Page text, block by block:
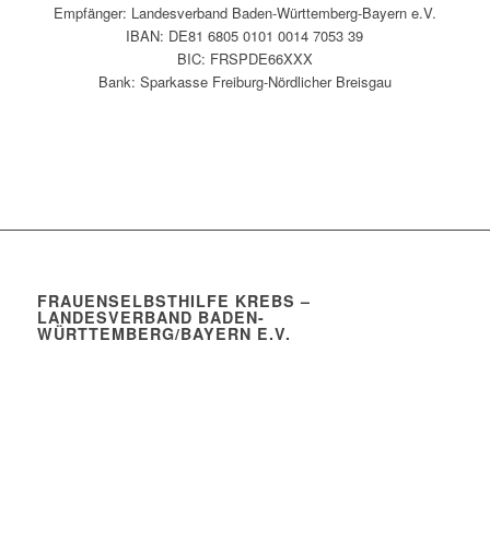
Empfänger: Landesverband Baden-Württemberg-Bayern e.V.
IBAN: DE81 6805 0101 0014 7053 39
BIC: FRSPDE66XXX
Bank: Sparkasse Freiburg-Nördlicher Breisgau
FRAUENSELBSTHILFE KREBS –
LANDESVERBAND BADEN-
WÜRTTEMBERG/BAYERN E.V.